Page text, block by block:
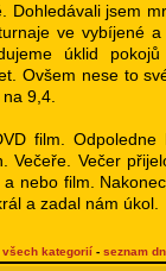
Dohledávali jsem
ve vybíjené
úklid
Ovšem nese to
9,4.
film. Odpoledne
Večeře. Večer
nebo film.
a zadal nám úkol.
všech kategorií - seznam